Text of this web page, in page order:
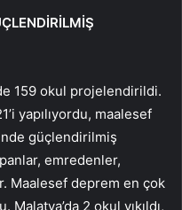
159 okul projelendirildi.
yapılıyordu, maalesef
güçlendirilmiş
emredenler,
Maalesef deprem en çok
2 okul yıkıldı,